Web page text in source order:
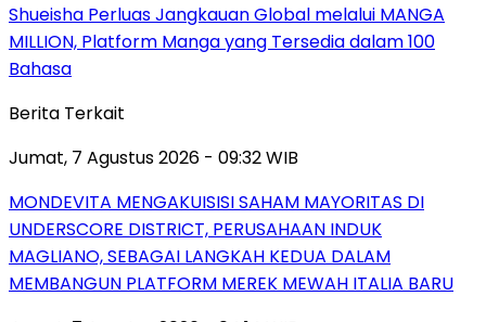
Shueisha Perluas Jangkauan Global melalui MANGA
MILLION, Platform Manga yang Tersedia dalam 100
Bahasa
Berita Terkait
Jumat, 7 Agustus 2026 - 09:32 WIB
MONDEVITA MENGAKUISISI SAHAM MAYORITAS DI
UNDERSCORE DISTRICT, PERUSAHAAN INDUK
MAGLIANO, SEBAGAI LANGKAH KEDUA DALAM
MEMBANGUN PLATFORM MEREK MEWAH ITALIA BARU